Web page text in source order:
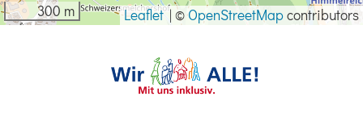
300 m
Leaflet | ©OpenStreetMapcontributors